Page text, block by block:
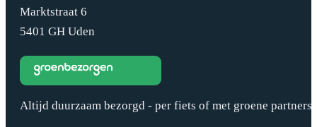
Marktstraat 6
5401 GH Uden
Altijd duurzaam bezorgd - per fiets of met groene partners